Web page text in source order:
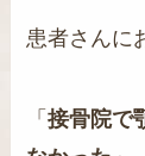
患者さんに
「接骨院で